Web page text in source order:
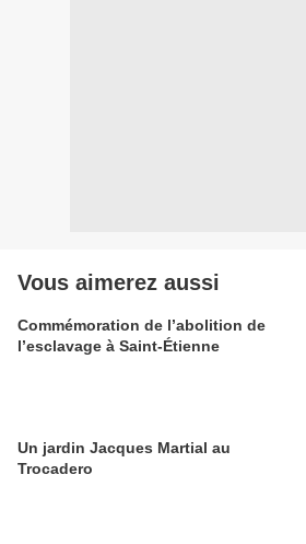
Vous aimerez aussi
Commémoration de l’abolition de
l’esclavage à Saint-Étienne
Un jardin Jacques Martial au
Trocadero